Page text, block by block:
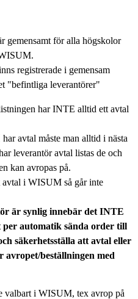
gemensamt för alla högskolor
registrerade i gemensam
"befintliga leverantörer"
har INTE alltid ett avtal
avtal måste man alltid i nästa
leverantör avtal listas de och
kan avropas på.
i WISUM så går inte
är synlig innebär det INTE
automatik sända order till
säkerhetsställa att avtal eller
avropet/beställningen med
valbart i WISUM, tex avrop på